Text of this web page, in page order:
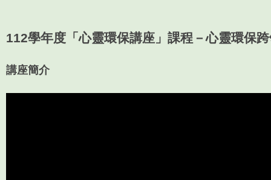
112學年度「心靈環保講座」課程－心靈環保
講座簡介